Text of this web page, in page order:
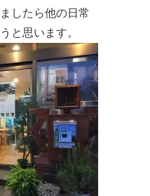
したら他の日常
と思います。